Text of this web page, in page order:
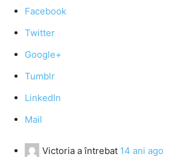
Facebook
Twitter
Google+
Tumblr
LinkedIn
Mail
Victoria a întrebat 14 ani ago